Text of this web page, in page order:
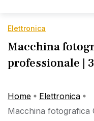
Elettronica
Macchina
professionale |
Home
Elettronica
Macchina fotografica